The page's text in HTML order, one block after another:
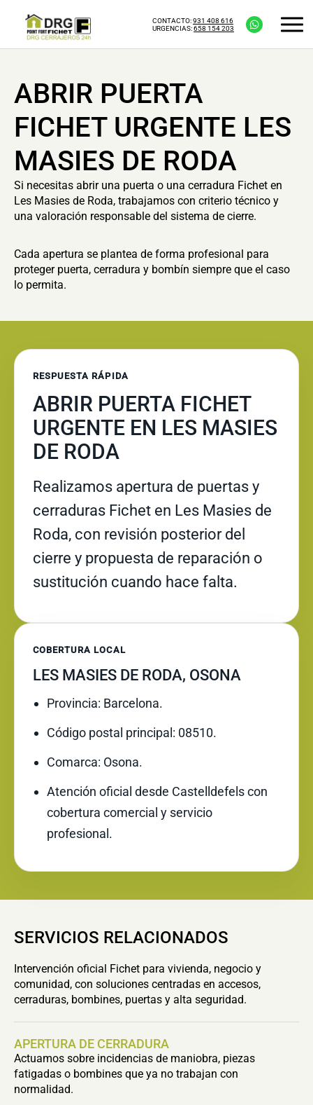
CONTACTO:931 408 616
URGENCIAS:658 154 203
ABRIR PUERTA
FICHET URGENTE LES
MASIES DE RODA
Si necesitas abrir una puerta o una cerradura Fichet en
Les Masies de Roda, trabajamos con criterio técnico y
una valoración responsable del sistema de cierre.
Cada apertura se plantea de forma profesional para
proteger puerta, cerradura y bombín siempre que el caso
lo permita.
RESPUESTA RÁPIDA
ABRIR PUERTA FICHET
URGENTE EN LES MASIES
DE RODA
Realizamos apertura de puertas y
cerraduras Fichet en Les Masies de
Roda, con revisión posterior del
cierre y propuesta de reparación o
sustitución cuando hace falta.
COBERTURA LOCAL
LES MASIES DE RODA, OSONA
Provincia: Barcelona.
Código postal principal: 08510.
Comarca: Osona.
Atención oficial desde Castelldefels con
cobertura comercial y servicio
profesional.
SERVICIOS RELACIONADOS
Intervención oficial Fichet para vivienda, negocio y
comunidad, con soluciones centradas en accesos,
cerraduras, bombines, puertas y alta seguridad.
APERTURA DE CERRADURA
Actuamos sobre incidencias de maniobra, piezas
fatigadas o bombines que ya no trabajan con
normalidad.